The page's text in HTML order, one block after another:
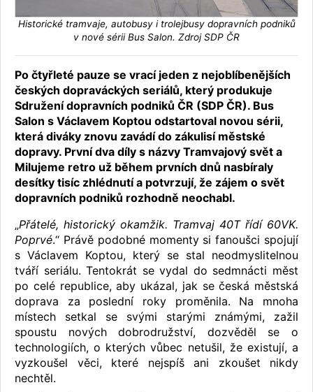
Historické tramvaje, autobusy i trolejbusy dopravních podniků
v nové sérii Bus Salon. Zdroj SDP ČR
Po čtyřleté pauze se vrací jeden z nejoblíbenějších
českých dopraváckých seriálů, který produkuje
Sdružení dopravních podniků ČR (SDP ČR). Bus
Salon s Václavem Koptou odstartoval novou sérii,
která diváky znovu zavádí do zákulisí městské
dopravy. První dva díly s názvy Tramvajový svět a
Milujeme retro už během prvních dnů nasbíraly
desítky tisíc zhlédnutí a potvrzují, že zájem o svět
dopravních podniků rozhodně neochabl.
„Přátelé, historický okamžik. Tramvaj 40T řídí 60VK.
Poprvé.“ Právě podobné momenty si fanoušci spojují
s Václavem Koptou, který se stal neodmyslitelnou
tváří seriálu. Tentokrát se vydal do sedmnácti měst
po celé republice, aby ukázal, jak se česká městská
doprava za poslední roky proměnila. Na mnoha
místech setkal se svými starými známými, zažil
spoustu nových dobrodružství, dozvěděl se o
technologiích, o kterých vůbec netušil, že existují, a
vyzkoušel věci, které nejspíš ani zkoušet nikdy
nechtěl.